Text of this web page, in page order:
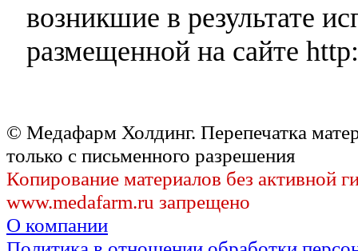
возникшие в результате
размещенной на сайте
© Медафарм Холдинг. Перепечатка
только с письменного разрешения
Копирование материалов без активной
www.medafarm.ru запрещено
О компании